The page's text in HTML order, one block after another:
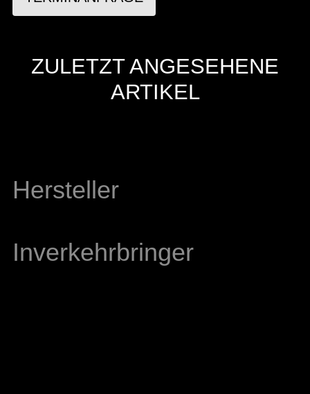
ZULETZT ANGESEHENE
ARTIKEL
Hersteller
Inverkehrbringer